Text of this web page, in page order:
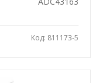
Код: 811173-5